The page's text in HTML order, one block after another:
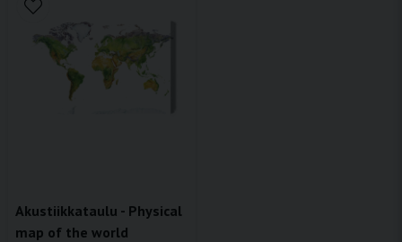
Akustiikkataulu - Physical
map of the world